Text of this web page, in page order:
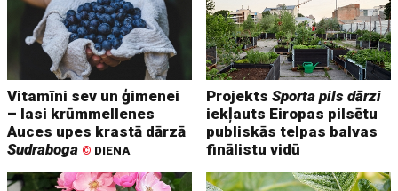
Vitamīni sev un ģimenei
– lasi krūmmellenes
Auces upes krastā dārzā
Sudraboga © DIENA
ProjektsSporta pils dārzi
iekļauts Eiropas pilsētu
publiskās telpas balvas
finālistu vidū